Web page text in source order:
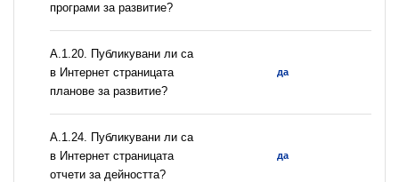
програми за развитие?
А.1.20. Публикувани ли са
в Интернет страницата
планове за развитие?
да
А.1.24. Публикувани ли са
в Интернет страницата
отчети за дейността?
да